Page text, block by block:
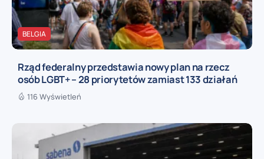
BELGIA
Rząd federalny przedstawia nowy plan na rzecz
osób LGBT+ – 28 priorytetów zamiast 133 działań
116 Wyświetleń